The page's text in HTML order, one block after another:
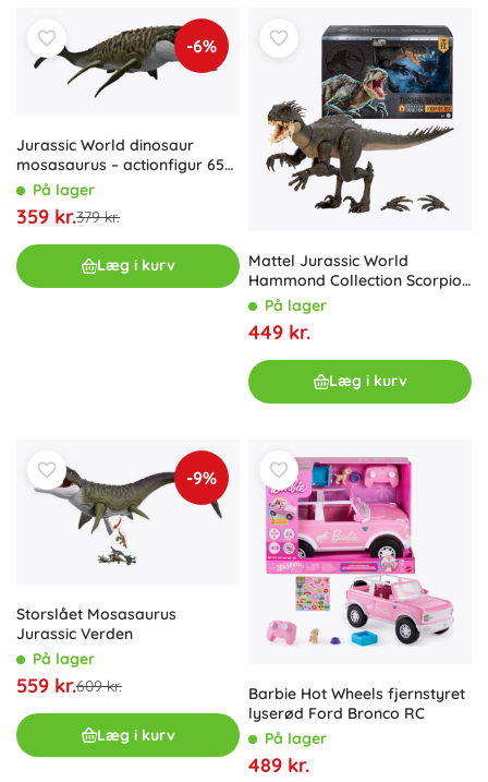
-6%
Jurassic World dinosaur
mosasaurus – actionfigur 65
cm med bid- og
affyringsfunktion
På lager
359 kr.379 kr.
Læg i kurv
Mattel Jurassic World
Hammond Collection Scorpios
Rex – samlerfigur af dinosaur
På lager
449 kr.
Læg i kurv
-9%
Storslået Mosasaurus
Jurassic Verden
På lager
559 kr.609 kr.
Læg i kurv
Barbie Hot Wheels fjernstyret
lyserød Ford Bronco RC
På lager
489 kr.